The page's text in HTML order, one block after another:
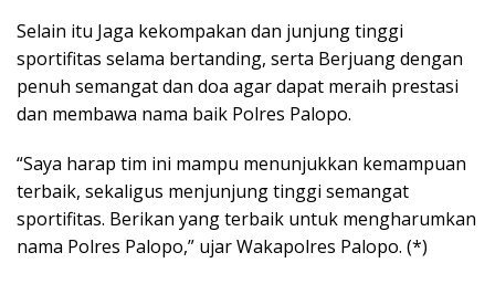
Selain itu Jaga kekompakan dan junjung tinggi
sportifitas selama bertanding, serta Berjuang dengan
penuh semangat dan doa agar dapat meraih prestasi
dan membawa nama baik Polres Palopo.
“Saya harap tim ini mampu menunjukkan kemampuan
terbaik, sekaligus menjunjung tinggi semangat
sportifitas. Berikan yang terbaik untuk mengharumkan
nama Polres Palopo,” ujar Wakapolres Palopo. (*)